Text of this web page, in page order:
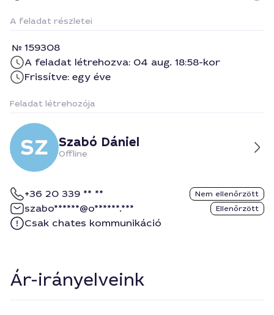
A feladat részletei
159308
A feladat létrehozva: 04 aug. 18:58-kor
Frissítve: egy éve
Feladat létrehozója
Szabó Dániel
Offline
+36 20 339 ** ** Nem ellenőrzött
szabo******@o******.*** Ellenőrzött
Csak chates kommunikáció
Ár-irányelveink